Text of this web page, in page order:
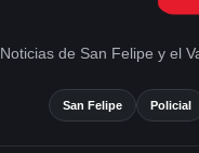
Noticias de San Felipe y el
San Felipe Policial